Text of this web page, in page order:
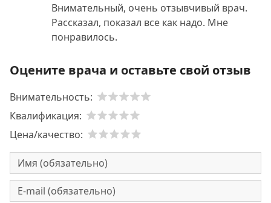
Внимательный, очень отзывчивый врач.
Рассказал, показал все как надо. Мне
понравилось.
Оцените врача и оставьте свой отзыв
Внимательность:
Квалификация:
Цена/качество: